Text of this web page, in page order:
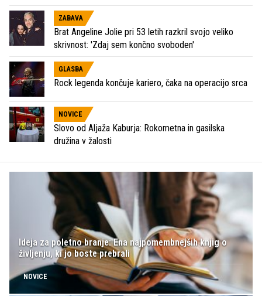
ZABAVA
Brat Angeline Jolie pri 53 letih razkril svojo veliko
skrivnost: 'Zdaj sem končno svoboden'
GLASBA
Rock legenda končuje kariero, čaka na operacijo srca
NOVICE
Slovo od Aljaža Kaburja: Rokometna in gasilska
družina v žalosti
Ideja za poletno branje: Ena najpomembnejših knjig o
življenju, ki jo boste prebrali
NOVICE